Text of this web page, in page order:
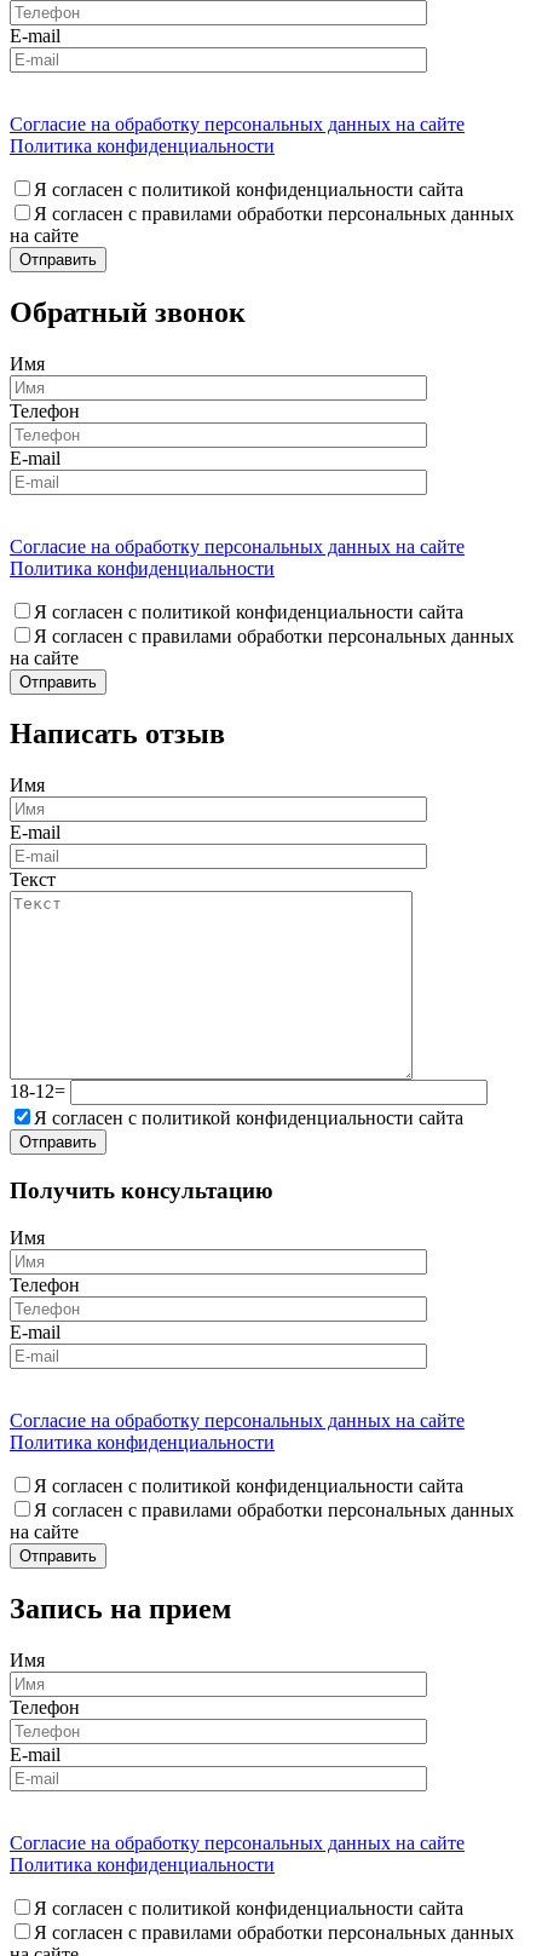
E-mail
Согласие на обработку персональных данных на сайте
Политика конфиденциальности
Я согласен с политикой конфиденциальности сайта
Я согласен с правилами обработки персональных данных
на сайте
Обратный звонок
Имя
Телефон
E-mail
Согласие на обработку персональных данных на сайте
Политика конфиденциальности
Я согласен с политикой конфиденциальности сайта
Я согласен с правилами обработки персональных данных
на сайте
Написать отзыв
Имя
E-mail
Текст
18-12=
Я согласен с политикой конфиденциальности сайта
Получить консультацию
Имя
Телефон
E-mail
Согласие на обработку персональных данных на сайте
Политика конфиденциальности
Я согласен с политикой конфиденциальности сайта
Я согласен с правилами обработки персональных данных
на сайте
Запись на прием
Имя
Телефон
E-mail
Согласие на обработку персональных данных на сайте
Политика конфиденциальности
Я согласен с политикой конфиденциальности сайта
Я согласен с правилами обработки персональных данных